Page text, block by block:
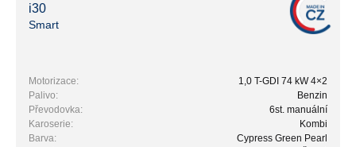
i30
Smart
Motorizace:
1,0 T-GDI 74 kW 4×2
Palivo:
Benzin
Převodovka:
6st. manuální
Karoserie:
Kombi
Barva:
Cypress Green Pearl